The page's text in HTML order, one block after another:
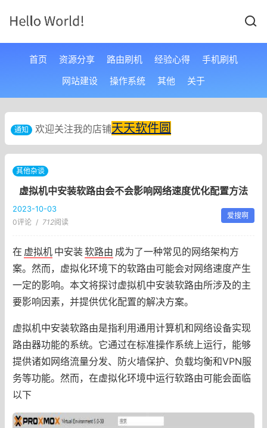
首页 资源分享 路由刷机 经验心得
手机刷机
网站建设
操作系统 其他 关于
通知 欢迎关注我的店铺天天软件圆
其他杂谈
虚拟机中安装软路由会不会影响网络速度优化配置方法
2023-10-03
0评论 / 712阅读
爱搜啊
在 虚拟机 中安装软路由 成为了一种常见的网络架构方
案。然而，虚拟化环境下的软路由可能会对网络速度产生
一定的影响。本文将探讨虚拟机中安装软路由所涉及的主
要影响因素，并提供优化配置的解决方案。
虚拟机中安装软路由是指利用通用计算机和网络设备实现
路由器功能的系统。它通过在标准操作系统上运行，能够
提供诸如网络流量分发、防火墙保护、负载均衡和VPN服
务等功能。然而，在虚拟化环境中运行软路由可能会面临
以下